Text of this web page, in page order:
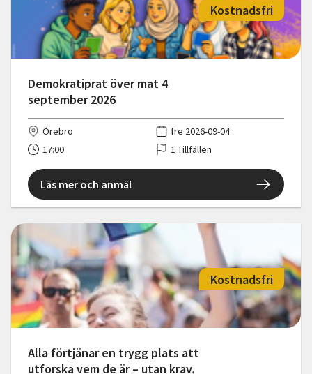
Demokratiprat över mat 4
september 2026
Kostnadsfri
Örebro
fre 2026-09-04
17:00
1 Tillfällen
Läs mer och anmäl
Alla förtjänar en trygg plats att
utforska vem de är – utan krav,
Kostnadsfri